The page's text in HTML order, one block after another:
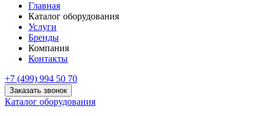
Главная
Каталог оборудования
Услуги
Бренды
Компания
Контакты
+7 (499) 994 50 70
Заказать звонок
Каталог оборудования